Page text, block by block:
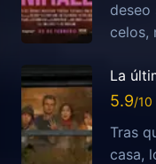
deseo
celos,
La
5.9
Tras
casa,